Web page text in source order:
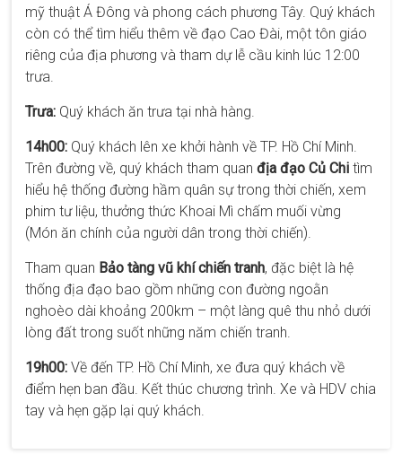
mỹ thuật Á Đông và phong cách phương Tây. Quý khách
còn có thể tìm hiểu thêm về đạo Cao Đài, một tôn giáo
riêng của địa phương và tham dự lễ cầu kinh lúc 12:00
trưa.
Trưa: Quý khách ăn trưa tại nhà hàng.
14h00: Quý khách lên xe khởi hành về TP. Hồ Chí Minh.
Trên đường về, quý khách tham quanđịa đạo Củ Chi tìm
hiểu hệ thống đường hầm quân sự trong thời chiến, xem
phim tư liệu, thưởng thức Khoai Mì chấm muối vừng
(Món ăn chính của người dân trong thời chiến).
Tham quan Bảo tàng vũ khí chiến tranh, đặc biệt là hệ
thống địa đạo bao gồm những con đường ngoằn
nghoèo dài khoảng 200km – một làng quê thu nhỏ dưới
lòng đất trong suốt những năm chiến tranh.
19h00: Về đến TP. Hồ Chí Minh, xe đưa quý khách về
điểm hẹn ban đầu. Kết thúc chương trình. Xe và HDV chia
tay và hẹn gặp lại quý khách.